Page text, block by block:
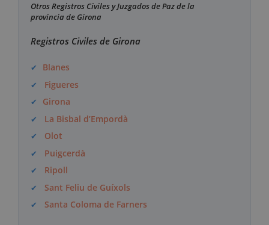
Otros Registros Civiles y Juzgados de Paz de la
provincia de Girona
Registros Civiles de Girona
Blanes
Figueres
Girona
La Bisbal d’Empordà
Olot
Puigcerdà
Ripoll
Sant Feliu de Guíxols
Santa Coloma de Farners